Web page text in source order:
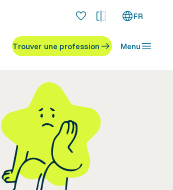
FR
Trouver une profession Menu